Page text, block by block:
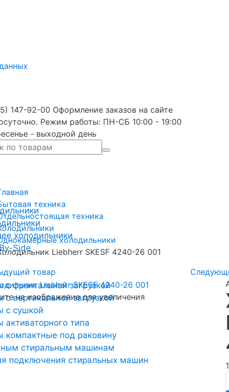
147-92-00 Оформление заказов на сайте
Режим работы: ПН-СБ 10:00 - 19:00
- выходной день
холодильники
Side
фронтальной загрузкой
вертикальной загрузкой
с сушкой
типа
под раковину
стиральным машинам
подключения стиральных машин
техника
техника
холодильники
Liebherr SKESF 4240-26 001
товар
на изображение для увеличения